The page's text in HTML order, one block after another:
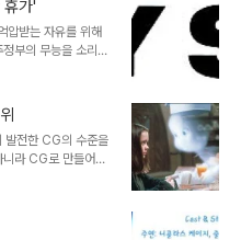
천재성에 압도된 나
묘사된다. 하긴 그
하튼 음악가들의 삶
와 더불어 뛰어난 음
가'
압받는 자유를 위해
부의 무능을 소리치
시위와는 다른, 목
의 현장을 다룬 첫
러한 시민운동의 물
도 인권이 유린당하
정치적 이념 때문에
가 흔히들 민주적인
발전한 CG의 수준을
니라 CG로 만들어진
세상이 되었다. 참
해가 아닌 "엔터테인
10위: 캐스퍼